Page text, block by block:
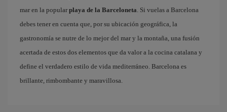
mar en la popular playa de la Barceloneta. Si vuelas a Barcelona
debes tener en cuenta que, por su ubicación geográfica, la
gastronomía se nutre de lo mejor del mar y la montaña, una fusión
acertada de estos dos elementos que da valor a la cocina catalana y
define el verdadero estilo de vida mediterráneo. Barcelona es
brillante, rimbombante y maravillosa.